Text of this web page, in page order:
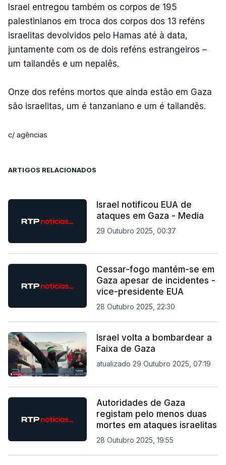
Israel entregou também os corpos de 195
palestinianos em troca dos corpos dos 13 reféns
israelitas devolvidos pelo Hamas até à data,
juntamente com os de dois reféns estrangeiros –
um tailandês e um nepalês.
Onze dos reféns mortos que ainda estão em Gaza
são israelitas, um é tanzaniano e um é tailandês.
c/ agências
ARTIGOS RELACIONADOS
Israel notificou EUA de
ataques em Gaza - Media
29 Outubro 2025, 00:37
Cessar-fogo mantém-se em
Gaza apesar de incidentes -
vice-presidente EUA
28 Outubro 2025, 22:30
Israel volta a bombardear a
Faixa de Gaza
atualizado 29 Outubro 2025, 07:19
Autoridades de Gaza
registam pelo menos duas
mortes em ataques israelitas
28 Outubro 2025, 19:55